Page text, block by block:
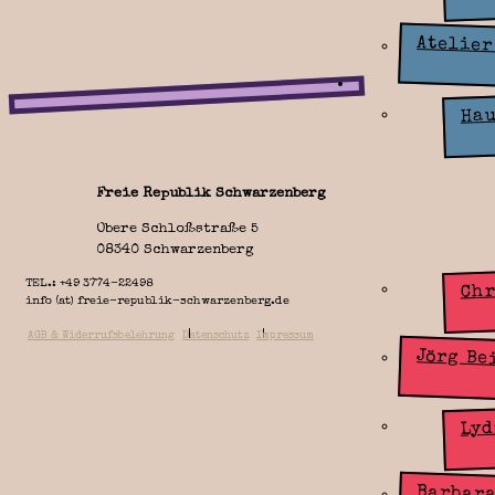
Atelier
Zone
Jörg
Freie Republik Schwarzenberg
Obere Schloßstraße 5
08340 Schwarzenberg
TEL.: +49 3774-22498
info (at) freie-republik-schwarzenberg.de
AGB & Widerrufsbelehrung |
Datenschutz |
Impressum